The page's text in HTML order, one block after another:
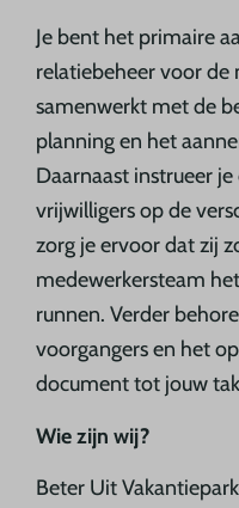
Je bent het primaire
relatiebeheer voor de
samenwerkt met de
planning en het
Daarnaast instrueer
vrijwilligers op de
zorg je ervoor dat zij
medewerkersteam
runnen. Verder
voorgangers en het
document tot jouw
Wie zijn wij?
Beter Uit